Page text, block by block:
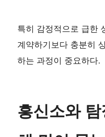
특히 감정적으로 급한
계약하기보다 충분히
하는 과정이 중요하다.
흥신소와